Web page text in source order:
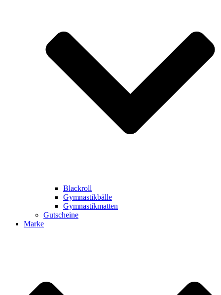
Blackroll
Gymnastikbälle
Gymnastikmatten
Gutscheine
Marke